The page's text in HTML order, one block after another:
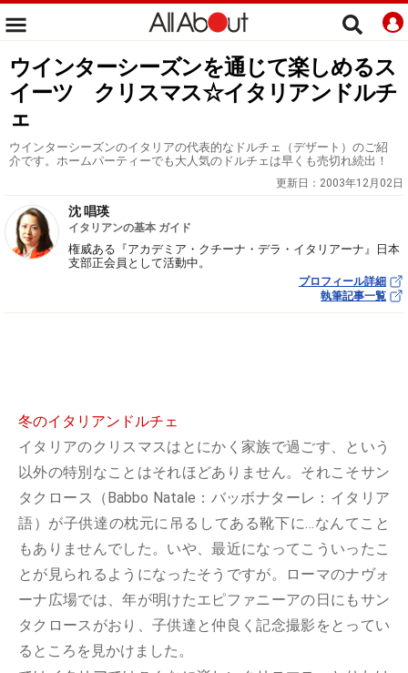
ウインターシーズンを通じて楽しめるス
イーツ クリスマス☆イタリアンドルチ
ェ
ウインターシーズンのイタリアの代表的なドルチェ（デザート）のご紹
介です。ホームパーティーでも大人気のドルチェは早くも売切れ続出！
更新日： 2003年12月02日
沈 唱瑛
イタリアンの基本 ガイド
権威ある『アカデミア・クチーナ・デラ・イタリアーナ』日本
支部正会員として活動中。
プロフィール詳細
執筆記事一覧
冬のイタリアンドルチェ
イタリアのクリスマスはとにかく家族で過ごす、という
以外の特別なことはそれほどありません。それこそサン
タクロース（Babbo Natale：バッボナターレ：イタリア
語）が子供達の枕元に吊るしてある靴下に…なんてこと
もありませんでした。いや、最近になってこういったこ
とが見られるようになったそうですが。ローマのナヴォ
ーナ広場では、年が明けたエピファニーアの日にもサン
タクロースがおり、子供達と仲良く記念撮影をとってい
るところを見かけました。